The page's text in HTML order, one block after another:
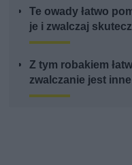
Te owady łatwo
je i zwalczaj
Z tym robakiem
zwalczanie jest inne